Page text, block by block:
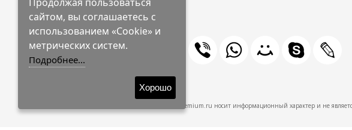
© 2009-2026 Shaik-Premium
Shaik-Premium.ru носит информационный характер и не
сайтом, вы соглашаетесь с
использованием «Cookie» и
метрических систем.
Подробнее...
Хорошо